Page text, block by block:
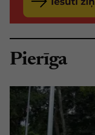
Pierīga